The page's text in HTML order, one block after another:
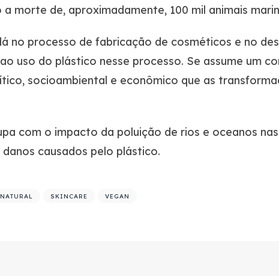
morte de, aproximadamente, 100 mil animais
no processo de fabricação de cosméticos e no
uso do plástico nesse processo. Se assume um
socioambiental e econômico que as
com o impacto da poluição de rios e oceanos
causados pelo plástico.
NATURAL SKINCARE VEGAN